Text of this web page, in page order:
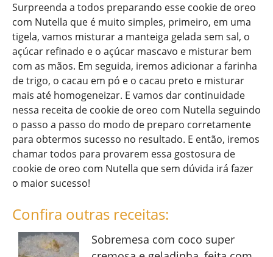
Surpreenda a todos preparando esse cookie de oreo
com Nutella que é muito simples, primeiro, em uma
tigela, vamos misturar a manteiga gelada sem sal, o
açúcar refinado e o açúcar mascavo e misturar bem
com as mãos. Em seguida, iremos adicionar a farinha
de trigo, o cacau em pó e o cacau preto e misturar
mais até homogeneizar. E vamos dar continuidade
nessa receita de cookie de oreo com Nutella seguindo
o passo a passo do modo de preparo corretamente
para obtermos sucesso no resultado. E então, iremos
chamar todos para provarem essa gostosura de
cookie de oreo com Nutella que sem dúvida irá fazer
o maior sucesso!
Confira outras receitas:
Sobremesa com coco super